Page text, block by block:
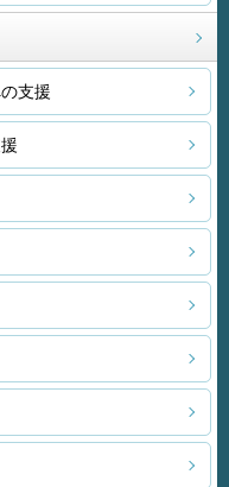
支援